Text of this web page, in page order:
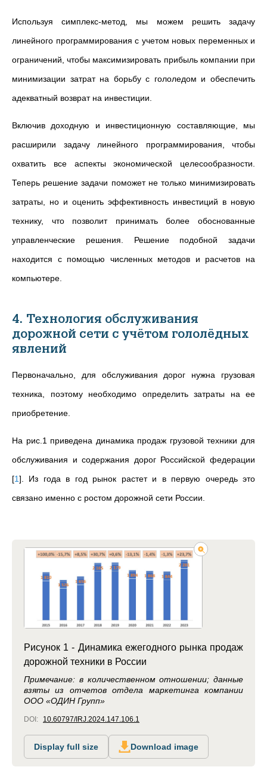
Используя симплекс-метод, мы можем решить задачу
линейного программирования с учетом новых переменных и
ограничений, чтобы максимизировать прибыль компании при
минимизации затрат на борьбу с гололедом и обеспечить
адекватный возврат на инвестиции.
Включив доходную и инвестиционную составляющие, мы
расширили задачу линейного программирования, чтобы
охватить все аспекты экономической целесообразности.
Теперь решение задачи поможет не только минимизировать
затраты, но и оценить эффективность инвестиций в новую
технику, что позволит принимать более обоснованные
управленческие решения. Решение подобной задачи
находится с помощью численных методов и расчетов на
компьютере.
4. Технология обслуживания
дорожной сети с учётом гололёдных
явлений
Первоначально, для обслуживания дорог нужна грузовая
техника, поэтому необходимо определить затраты на ее
приобретение.
На рис.1 приведена динамика продаж грузовой техники для
обслуживания и содержания дорог Российской федерации
[1] . Из года в год рынок растет и в первую очередь это
связано именно с ростом дорожной сети России.
Рисунок 1 - Динамика ежегодного рынка продаж
дорожной техники в России
Примечание: в количественном отношении; данные
взяты из отчетов отдела маркетинга компании
ООО «ОДИН Групп»
DOI: 10.60797/IRJ.2024.147.106.1
Display full size Download image